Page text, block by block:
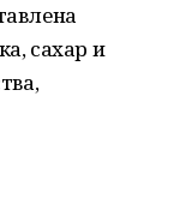
сахар и